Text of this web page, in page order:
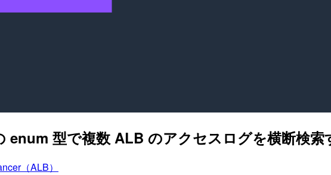
型で複数 ALB のアクセスログを横断検索
（ALB）